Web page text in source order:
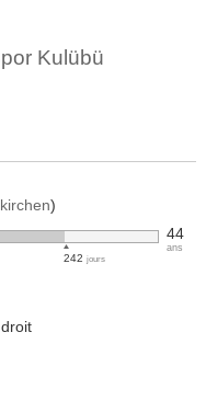
Kulübü
)
242jours
44
ans